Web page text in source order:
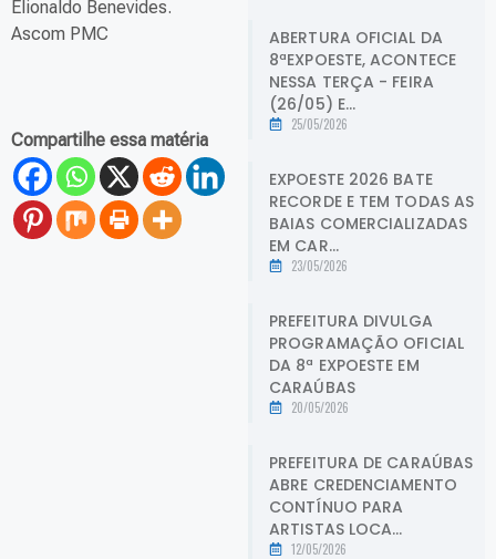
Elionaldo Benevides.
Ascom PMC
Compartilhe essa matéria
ABERTURA OFICIAL DA
8ªEXPOESTE, ACONTECE
NESSA TERÇA - FEIRA
(26/05) E...
25/05/2026
EXPOESTE 2026 BATE
RECORDE E TEM TODAS AS
BAIAS COMERCIALIZADAS
EM CAR...
23/05/2026
PREFEITURA DIVULGA
PROGRAMAÇÃO OFICIAL
DA 8ª EXPOESTE EM
CARAÚBAS
20/05/2026
PREFEITURA DE CARAÚBAS
ABRE CREDENCIAMENTO
CONTÍNUO PARA
ARTISTAS LOCA...
12/05/2026